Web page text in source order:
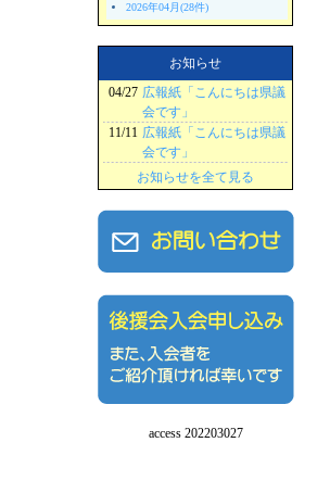
2026年04月(28件)
お知らせ
04/27 広報紙「こんにちは県議
会です」
11/11 広報紙「こんにちは県議
会です」
お知らせを全て見る
access 202203027